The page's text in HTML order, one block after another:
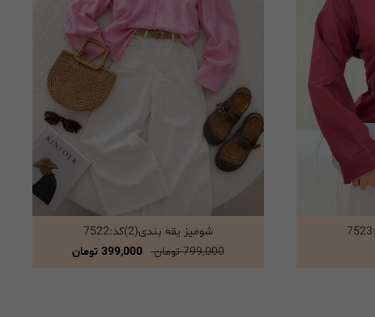
انتخاب گزینه ها
شومیز یقه بندی(2)کد:7522
799,000 تومان
399,000 تومان